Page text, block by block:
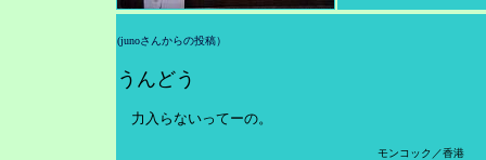
(junoさんからの投稿）
うんどう
力入らないってーの。
モンコック／香港